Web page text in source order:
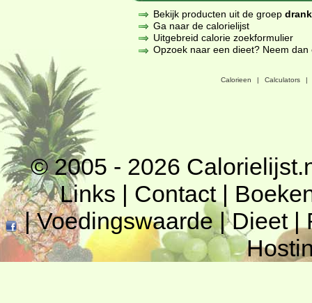
Bekijk producten uit de groep
Ga naar de calorielijst
Uitgebreid calorie zoekformulier
Opzoek naar een dieet? Neem
Calorieen | Calculators |
© 2005 - 2026
Links | Contact|
|Voedingswaarde|Dieet|